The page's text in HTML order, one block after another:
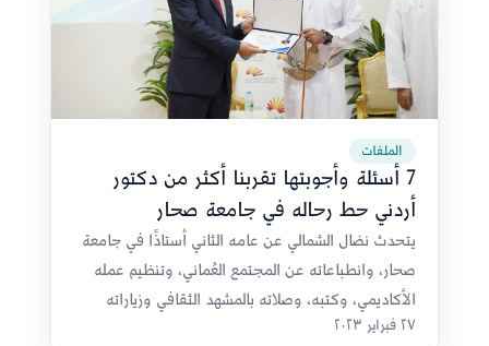
الملفات
7 أسئلة وأجوبتها تقربنا أكثر من دكتور
أردني حط رحاله في جامعة صحار
يتحدث نضال الشمالي عن عامه الثاني أستاذًا في جامعة
صحار، وانطباعاته عن المجتمع العُماني، وتنظيم عمله
الأكاديمي، وكتبه، وصلاته بالمشهد الثقافي وزياراته
داخل سلطنة عُمان.
٢٧ فبراير ٢٠٢٣